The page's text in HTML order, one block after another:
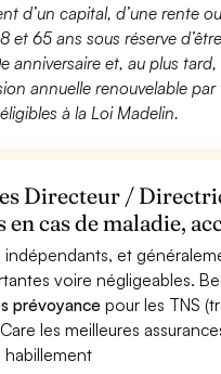
d’un capital, d’une rente
et 65 ans sous réserve
anniversaire et, au plus
annuelle renouvelable
à la Loi Madelin.
Directeur /
en cas de maladie,
indépendants, et
voire négligeables.
prévoyancepour les TNS
les meilleures